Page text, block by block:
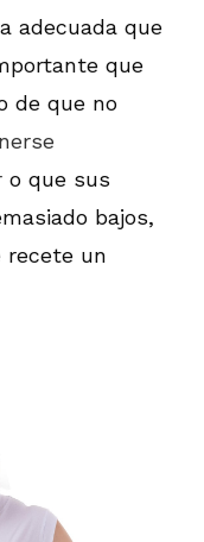
adecuada que
que
de que no
o que sus
bajos,
recete un